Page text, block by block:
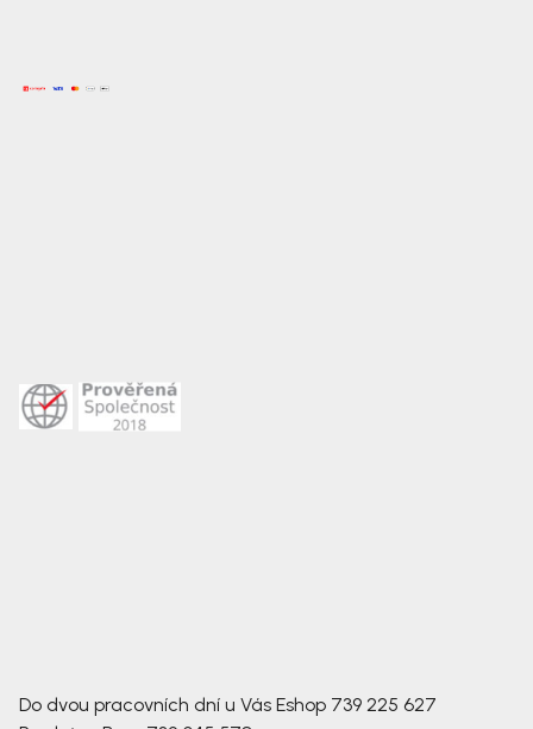
Do dvou pracovních dní u Vás Eshop 739 225 627